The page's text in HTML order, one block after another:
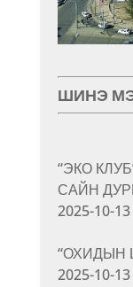
ШИНЭ
“ЭКО
САЙН
2025-10-13
“ОХИДЫН
2025-10-13